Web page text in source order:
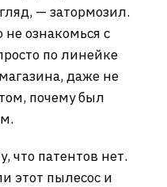
— затормозил.
ознакомься с
по линейке
даже не
почему был
что патентов нет.
этот пылесос и